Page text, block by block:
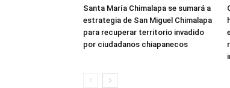
Santa María Chimalapa se sumará a
estrategia de San Miguel Chimalapa
para recuperar territorio invadido
por ciudadanos chiapanecos